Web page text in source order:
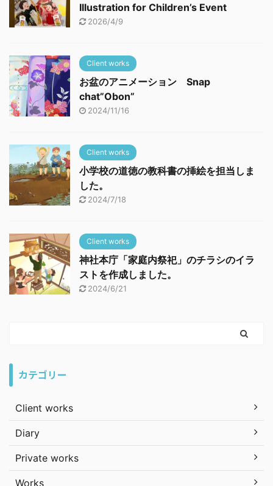
Illustration for Children’s Event
2026/4/9
Client works
お盆のアニメーション Snap
chat”Obon”
2024/11/16
Client works
小学校の道徳の教科書の挿絵を担当しま
した。
2024/7/18
Client works
神社本庁「家庭内祭祀」のチラシのイラ
ストを作成しました。
2024/6/21
カテゴリー
Client works
Diary
Private works
Works